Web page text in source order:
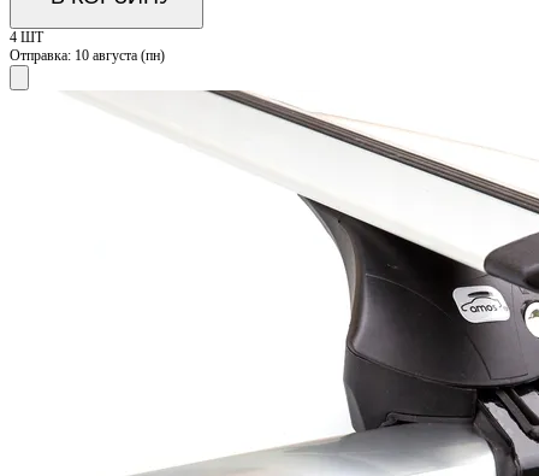
4 ШТ
Отправка: 10 августа (пн)